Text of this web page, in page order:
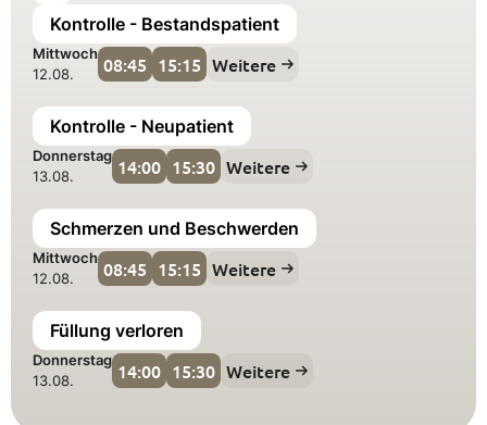
Kontrolle - Bestandspatient
Mittwoch
12.08.
08:45 15:15 Weitere
Kontrolle - Neupatient
Donnerstag
13.08.
14:00 15:30 Weitere
Schmerzen und Beschwerden
Mittwoch
12.08.
08:45 15:15 Weitere
Füllung verloren
Donnerstag
13.08.
14:00 15:30 Weitere